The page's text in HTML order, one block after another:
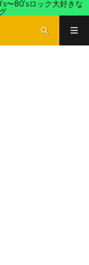
〜80’sロック大好きな